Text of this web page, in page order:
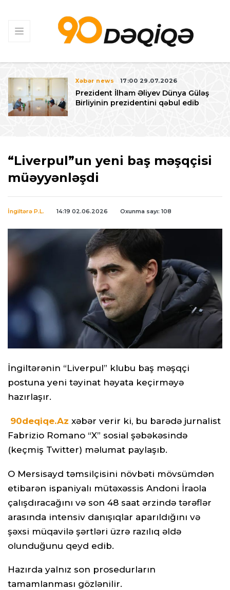
Xəbər news 17:00 29.07.2026
Prezident İlham Əliyev Dünya Güləş
Birliyinin prezidentini qəbul edib
“Liverpul”un yeni baş məşqçisi
müəyyənləşdi
İngiltərə P.L. 14:19 02.06.2026 Oxunma sayı: 108
İngiltərənin “Liverpul” klubu baş məşqçi
postuna yeni təyinat həyata keçirməyə
hazırlaşır.
90deqiqe.Az xəbər verir ki, bu barədə jurnalist
Fabrizio Romano “X” sosial şəbəkəsində
(keçmiş Twitter) məlumat paylaşıb.
O Mersisayd təmsilçisini növbəti mövsümdən
etibarən ispaniyalı mütəxəssis Andoni İraola
çalışdıracağını və son 48 saat ərzində tərəflər
arasında intensiv danışıqlar aparıldığını və
şəxsi müqavilə şərtləri üzrə razılıq əldə
olunduğunu qeyd edib.
Hazırda yalnız son prosedurların
tamamlanması gözlənilir.